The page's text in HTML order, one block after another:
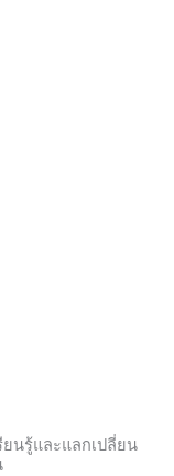
นรู้และแลกเปลี่ยน